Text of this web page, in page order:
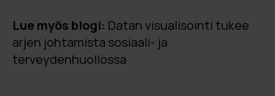
Lue myös blogi: Datan visualisointi tukee
arjen johtamista sosiaali- ja
terveydenhuollossa